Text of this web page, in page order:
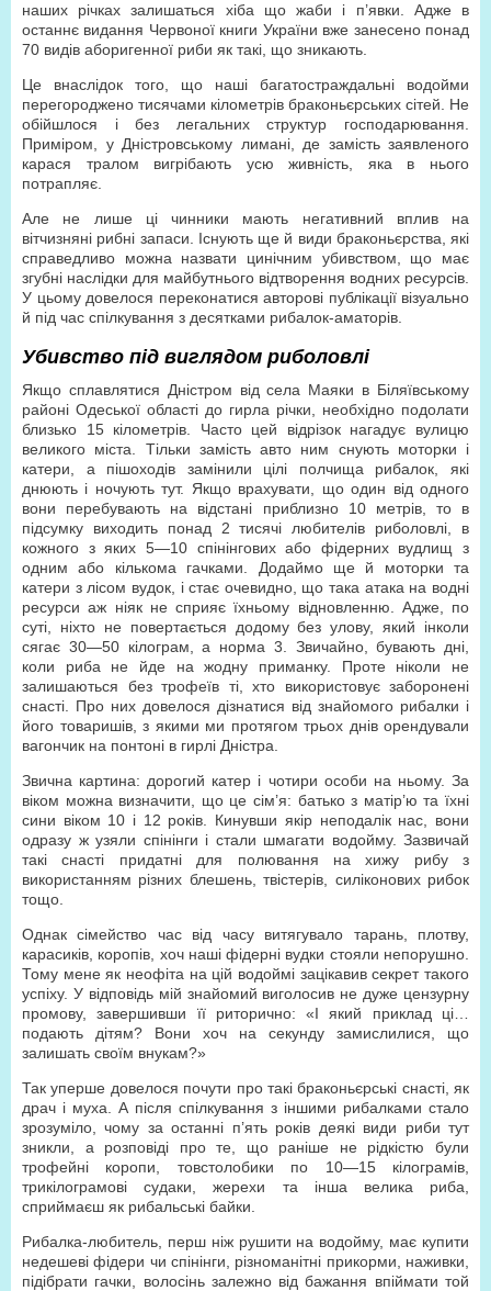
наших річках залишаться хіба що жаби і п’явки. Адже в
останнє видання Червоної книги України вже занесено понад
70 видів аборигенної риби як такі, що зникають.
Це внаслідок того, що наші багатостраждальні водойми
перегороджено тисячами кілометрів браконьєрських сітей. Не
обійшлося і без легальних структур господарювання.
Приміром, у Дністровському лимані, де замість заявленого
карася тралом вигрібають усю живність, яка в нього
потрапляє.
Але не лише ці чинники мають негативний вплив на
вітчизняні рибні запаси. Існують ще й види браконьєрства, які
справедливо можна назвати цинічним убивством, що має
згубні наслідки для майбутнього відтворення водних ресурсів.
У цьому довелося переконатися авторові публікації візуально
й під час спілкування з десятками рибалок-аматорів.
Убивство під виглядом риболовлі
Якщо сплавлятися Дністром від села Маяки в Біляївському
районі Одеської області до гирла річки, необхідно подолати
близько 15 кілометрів. Часто цей відрізок нагадує вулицю
великого міста. Тільки замість авто ним снують моторки і
катери, а пішоходів замінили цілі полчища рибалок, які
днюють і ночують тут. Якщо врахувати, що один від одного
вони перебувають на відстані приблизно 10 метрів, то в
підсумку виходить понад 2 тисячі любителів риболовлі, в
кожного з яких 5—10 спінінгових або фідерних вудлищ з
одним або кількома гачками. Додаймо ще й моторки та
катери з лісом вудок, і стає очевидно, що така атака на водні
ресурси аж ніяк не сприяє їхньому відновленню. Адже, по
суті, ніхто не повертається додому без улову, який інколи
сягає 30—50 кілограм, а норма 3. Звичайно, бувають дні,
коли риба не йде на жодну приманку. Проте ніколи не
залишаються без трофеїв ті, хто використовує заборонені
снасті. Про них довелося дізнатися від знайомого рибалки і
його товаришів, з якими ми протягом трьох днів орендували
вагончик на понтоні в гирлі Дністра.
Звична картина: дорогий катер і чотири особи на ньому. За
віком можна визначити, що це сім’я: батько з матір’ю та їхні
сини віком 10 і 12 років. Кинувши якір неподалік нас, вони
одразу ж узяли спінінги і стали шмагати водойму. Зазвичай
такі снасті придатні для полювання на хижу рибу з
використанням різних блешень, твістерів, силіконових рибок
тощо.
Однак сімейство час від часу витягувало тарань, плотву,
карасиків, коропів, хоч наші фідерні вудки стояли непорушно.
Тому мене як неофіта на цій водоймі зацікавив секрет такого
успіху. У відповідь мій знайомий виголосив не дуже цензурну
промову, завершивши її риторично: «І який приклад ці…
подають дітям? Вони хоч на секунду замислилися, що
залишать своїм внукам?»
Так уперше довелося почути про такі браконьєрські снасті, як
драч і муха. А після спілкування з іншими рибалками стало
зрозуміло, чому за останні п’ять років деякі види риби тут
зникли, а розповіді про те, що раніше не рідкістю були
трофейні коропи, товстолобики по 10—15 кілограмів,
трикілограмові судаки, жерехи та інша велика риба,
сприймаєш як рибальські байки.
Рибалка-любитель, перш ніж рушити на водойму, має купити
недешеві фідери чи спінінги, різноманітні прикорми, наживки,
підібрати гачки, волосінь залежно від бажання впіймати той